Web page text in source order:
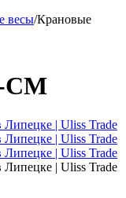
весы/Крановые
СМ